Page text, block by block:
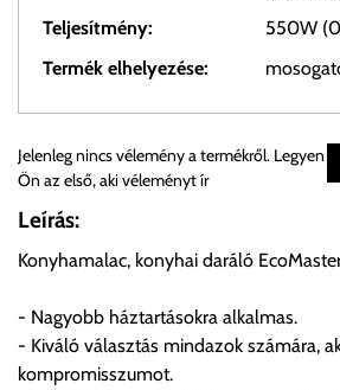
Teljesítmény:
550W
Termék elhelyezése:
Személyes átvétel:
Önnek lehetősége van rendelését a
ingyenesen átvenni Budapesti
előre egyeztetett időpontban.
Cím:1133 Budapest, Váci út 100.
Jelenleg nincs vélemény a termékről. Legyen
Ön az első, aki véleményt ír
Leírás:
Konyhamalac, konyhai daráló
- Nagyobb háztartásokra alkalmas.
- Kiváló választás mindazok számára,
kompromisszumot.